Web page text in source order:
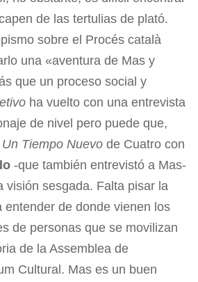
de las tertulias de plató.
sobre el Procés català
una «aventura de Mas y
que un proceso social y
ha vuelto con una entrevista
de nivel pero puede que,
Un Tiempo Nuevo de Cuatro con
-que también entrevistó a Mas-
visión sesgada. Falta pisar la
entender de donde vienen los
de personas que se movilizan
de la Assemblea de
Cultural. Mas es un buen